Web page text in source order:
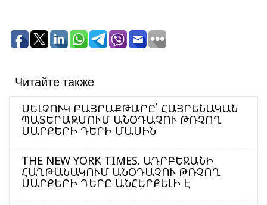
Читайте также
ՍԵԼՉՈՒԿ ԲԱՅՐԱՔԹԱՐԸ՝ ՀԱՅՐԵՆԱԿԱՆ
ՊԱՏԵՐԱԶՄՈՒՄ ԱՆՕԴԱՉՈՒ ԹՌՉՈՂ
ՍԱՐՔԵՐԻ ԴԵՐԻ ՄԱՍԻՆ
THE NEW YORK TIMES. ԱԴՐԲԵՋԱՆԻ
ՀԱՂԹԱՆԱԿՈՒՄ ԱՆՕԴԱՉՈՒ ԹՌՉՈՂ
ՍԱՐՔԵՐԻ ԴԵՐԸ ԱՆՀԵՐՔԵԼԻ Է